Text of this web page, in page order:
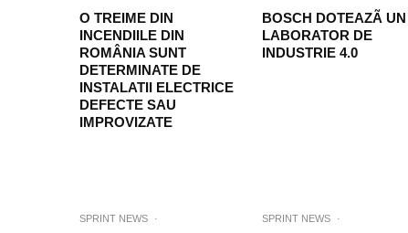
O TREIME DIN
INCENDIILE DIN
ROMÂNIA SUNT
DETERMINATE DE
INSTALATII ELECTRICE
DEFECTE SAU
IMPROVIZATE
BOSCH DOTEAZÃ UN
LABORATOR DE
INDUSTRIE 4.0
SPRINT NEWS
·
SPRINT NEWS
·